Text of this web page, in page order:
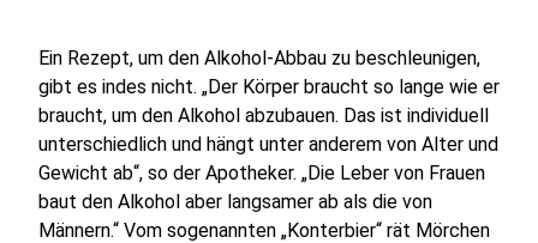
Ein Rezept, um den Alkohol-Abbau zu beschleunigen,
gibt es indes nicht. „Der Körper braucht so lange wie er
braucht, um den Alkohol abzubauen. Das ist individuell
unterschiedlich und hängt unter anderem von Alter und
Gewicht ab“, so der Apotheker. „Die Leber von Frauen
baut den Alkohol aber langsamer ab als die von
Männern.“ Vom sogenannten „Konterbier“ rät Mörchen